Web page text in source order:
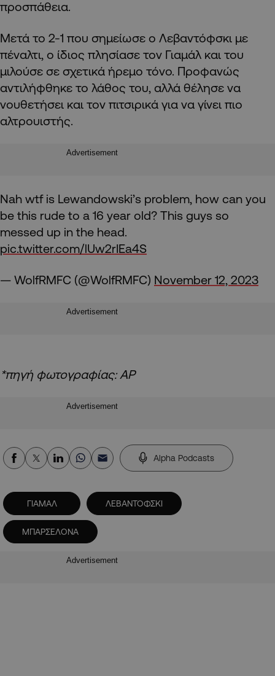
προσπάθεια.
Μετά το 2-1 που σημείωσε ο Λεβαντόφσκι με
πέναλτι, ο ίδιος πλησίασε τον Γιαμάλ και του
μιλούσε σε σχετικά ήρεμο τόνο. Προφανώς
αντιλήφθηκε το λάθος του, αλλά θέλησε να
νουθετήσει και τον πιτσιρικά για να γίνει πιο
αλτρουιστής.
Advertisement
Nah wtf is Lewandowski’s problem, how can you
be this rude to a 16 year old? This guys so
messed up in the head.
pic.twitter.com/lUw2rIEa4S
— WolfRMFC (@WolfRMFC) November 12, 2023
Advertisement
*πηγή φωτογραφίας: ΑΡ
Advertisement
Alpha Podcasts
ΓΙΑΜΑΛ ΛΕΒΑΝΤΟΦΣΚΙ
ΜΠΑΡΣΕΛΟΝΑ
Advertisement